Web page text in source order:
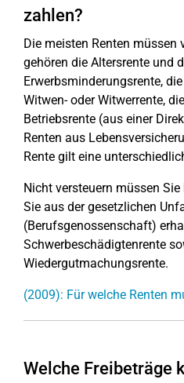
zahlen?
Die meisten Renten müssen
gehören die Altersrente und
Erwerbsminderungsrente,
Witwen- oder Witwerrente,
Betriebsrente (aus einer
Renten aus
Rente gilt eine
Nicht versteuern müssen
Sie aus der gesetzlichen
(Berufsgenossenschaft)
Schwerbeschädigtenrente
Wiedergutmachungsrente.
(2009): Für welche Renten
Welche Freibeträge